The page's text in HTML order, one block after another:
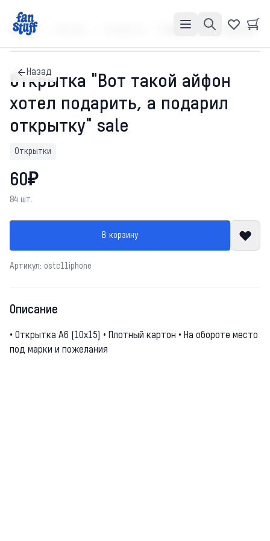
Главная Открытка "Вот такой айфон хотел подарить, а подарил открытку" sale
Назад
Открытка "Вот такой айфон
хотел подарить, а подарил
открытку" sale
Открытки
60₽
84 шт.
В корзину
Артикул: ostc11iphone
Описание
• Открытка А6 (10х15) • Плотный картон • На обороте место
под марки и пожелания